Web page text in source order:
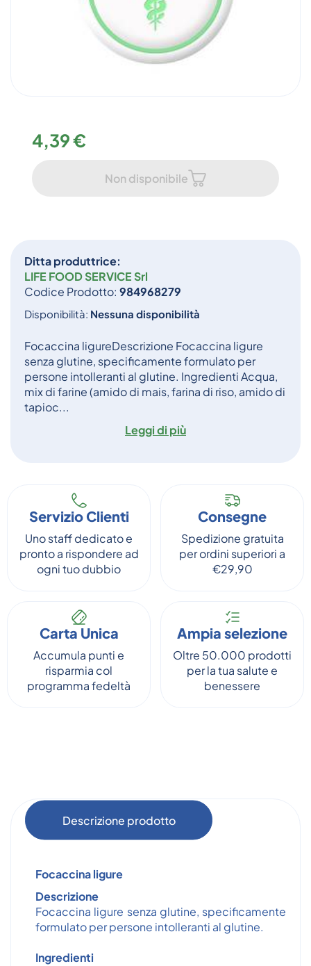
Ditta produttrice:
LIFE FOOD SERVICE Srl
Codice Prodotto: 984968279
Disponibilità: Nessuna disponibilità
Focaccina ligureDescrizione Focaccina ligure
senza glutine, specificamente formulato per
persone intolleranti al glutine. Ingredienti Acqua,
mix di farine (amido di mais, farina di riso, amido di
tapioc...
Leggi di più
4,39 €
Non disponibile
Servizio Clienti
Uno staff dedicato e
pronto a rispondere ad
ogni tuo dubbio
Consegne
Spedizione gratuita
per ordini superiori a
€29,90
Carta Unica
Accumula punti e
risparmia col
programma fedeltà
Ampia selezione
Oltre 50.000 prodotti
per la tua salute e
benessere
Descrizione prodotto
Focaccina ligure
Descrizione
Focaccina ligure senza glutine, specificamente
formulato per persone intolleranti al glutine.
Ingredienti